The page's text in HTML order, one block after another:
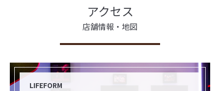
アクセス
店舗情報・地図
LIFEFORM